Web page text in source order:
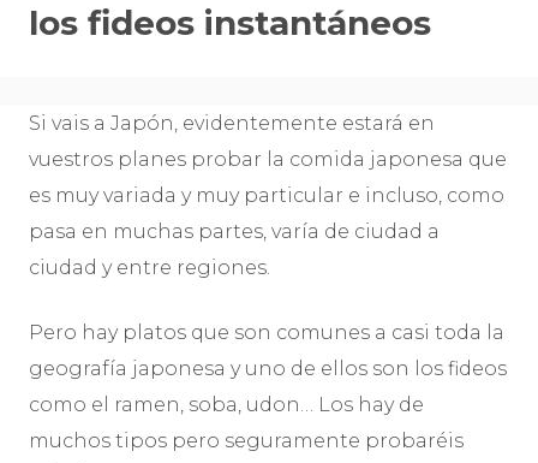
los fideos instantáneos
Si vais a Japón, evidentemente estará en
vuestros planes probar la comida japonesa que
es muy variada y muy particular e incluso, como
pasa en muchas partes, varía de ciudad a
ciudad y entre regiones.
Pero hay platos que son comunes a casi toda la
geografía japonesa y uno de ellos son los fideos
como el ramen, soba, udon… Los hay de
muchos tipos pero seguramente probaréis